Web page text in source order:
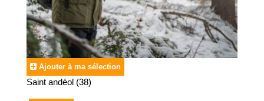
Ajouter à ma sélection
Saint andéol (38)